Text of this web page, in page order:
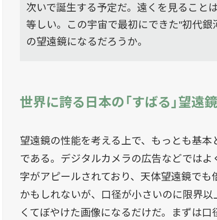
次いで誕生する予定だ。遠くを見ること
等しい。この宇宙で最初にできた"初代
の望遠鏡になるだろうか。
世界に誇る日本の「すばる」望遠鏡
望遠鏡の性能を考える上で、もっとも基本
である。デジタルカメラの広告などではよ
字がアピールされており、天体望遠鏡でも
かもしれないが、口径が小さいのに限界
くてぼやけた画像になるだけだ。まずは